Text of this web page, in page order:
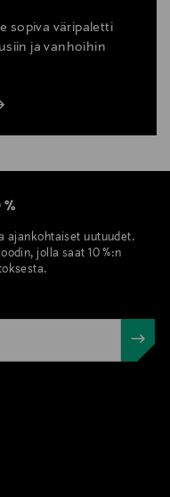
sopiva väripaletti
ja vanhoihin
%
ajankohtaiset uutuudet.
jolla saat 10 %:n